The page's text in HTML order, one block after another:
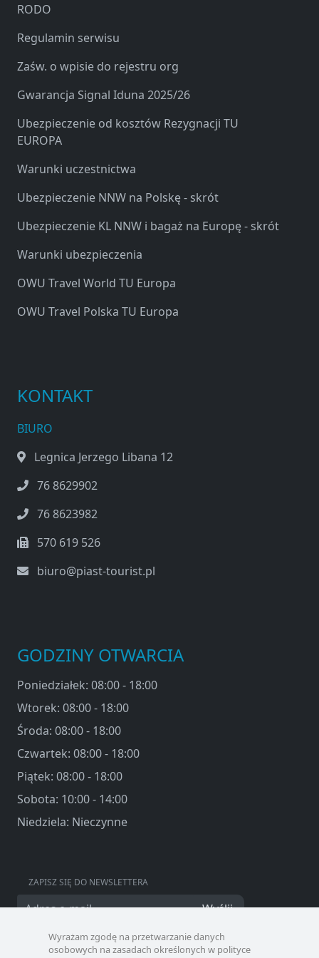
Wyrażam zgodę na przetwarzanie danych
osobowych na zasadach określonych w polityce
ZAPISZ SIĘ DO NEWSLETTERA
Wyślij
RODO
Regulamin serwisu
Zaśw. o wpisie do rejestru org
Gwarancja Signal Iduna 2025/26
Ubezpieczenie od kosztów Rezygnacji TU
EUROPA
Warunki uczestnictwa
Ubezpieczenie NNW na Polskę - skrót
Ubezpieczenie KL NNW i bagaż na Europę - skrót
Warunki ubezpieczenia
OWU Travel World TU Europa
OWU Travel Polska TU Europa
KONTAKT
BIURO
Legnica Jerzego Libana 12
76 8629902
76 8623982
570 619 526
biuro@piast-tourist.pl
GODZINY OTWARCIA
Poniedziałek: 08:00 - 18:00
Wtorek: 08:00 - 18:00
Środa: 08:00 - 18:00
Czwartek: 08:00 - 18:00
Piątek: 08:00 - 18:00
Sobota: 10:00 - 14:00
Niedziela: Nieczynne